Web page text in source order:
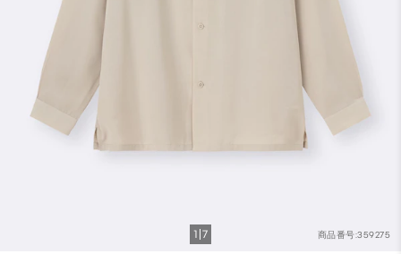
商品番号:359275
1 7